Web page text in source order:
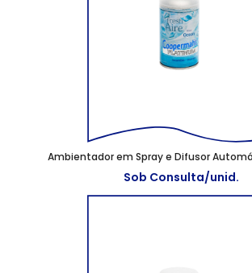
Ambientador em Spray e Difusor
Sob Consulta/unid.